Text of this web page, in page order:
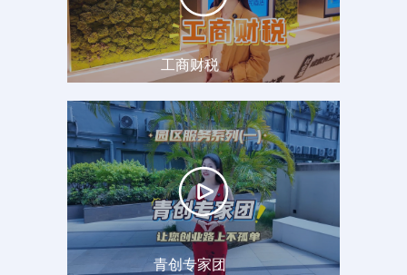
工商财税
青创专家团